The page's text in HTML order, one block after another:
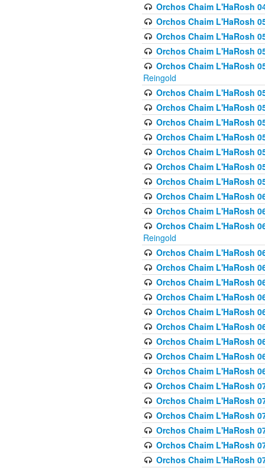
Orchos Chaim L'HaRosh
Orchos Chaim L'HaRosh
Orchos Chaim L'HaRosh
Orchos Chaim L'HaRosh
Orchos Chaim L'HaRosh
Reingold
Orchos Chaim L'HaRosh
Orchos Chaim L'HaRosh
Orchos Chaim L'HaRosh
Orchos Chaim L'HaRosh
Orchos Chaim L'HaRosh
Orchos Chaim L'HaRosh
Orchos Chaim L'HaRosh
Orchos Chaim L'HaRosh
Orchos Chaim L'HaRosh
Orchos Chaim L'HaRosh
Reingold
Orchos Chaim L'HaRosh
Orchos Chaim L'HaRosh
Orchos Chaim L'HaRosh
Orchos Chaim L'HaRosh
Orchos Chaim L'HaRosh
Orchos Chaim L'HaRosh
Orchos Chaim L'HaRosh
Orchos Chaim L'HaRosh
Orchos Chaim L'HaRosh
Orchos Chaim L'HaRosh
Orchos Chaim L'HaRosh
Orchos Chaim L'HaRosh
Orchos Chaim L'HaRosh
Orchos Chaim L'HaRosh
Orchos Chaim L'HaRosh